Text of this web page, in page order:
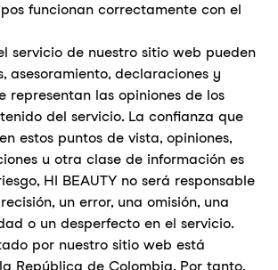
funcionan correctamente con el
servicio de nuestro sitio web pueden
asesoramiento, declaraciones y
representan las opiniones de los
del servicio. La confianza que
estos puntos de vista, opiniones,
u otra clase de información es
HI BEAUTY no será responsable
un error, una omisión, una
o un desperfecto en el servicio.
por nuestro sitio web está
República de Colombia. Por tanto,